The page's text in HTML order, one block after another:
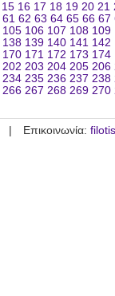
15 16 17 18 19 20 21
61 62 63 64 65 66 67
105 106 107 108 109
138 139 140 141 142
170 171 172 173 174
202 203 204 205 206
234 235 236 237 238
266 267 268 269 270
Επικοινωνία: